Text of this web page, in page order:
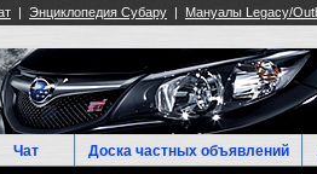
Чат Доска частных объявлений